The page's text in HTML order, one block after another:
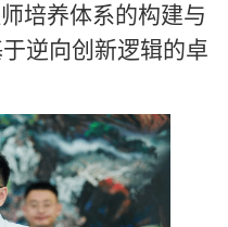
培养体系的构建与
逆向创新逻辑的卓